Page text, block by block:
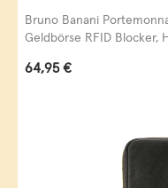
Querformat, echt
Bruno Banani
Geldbörse RFID Blocker,
Regulärer Preis:
64,95 €